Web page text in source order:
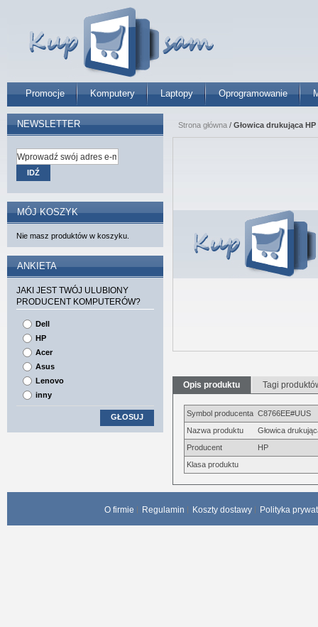
Promocje Komputery Laptopy Oprogramowanie
Strona główna / Głowica drukująca HP
Opis produktu Tagi
Symbol producenta C8766EE#UUS
Nazwa produktu
Głowica
Producent
HP
Klasa produktu
NEWSLETTER
IDŹ
MÓJ KOSZYK
Nie masz produktów w koszyku.
ANKIETA
JAKI JEST TWÓJ ULUBIONY
PRODUCENT KOMPUTERÓW?
Dell
HP
Acer
Asus
Lenovo
inny
GŁOSUJ
O firmie Regulamin Koszty dostawy Polityka